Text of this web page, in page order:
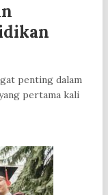
penting dalam
pertama kali